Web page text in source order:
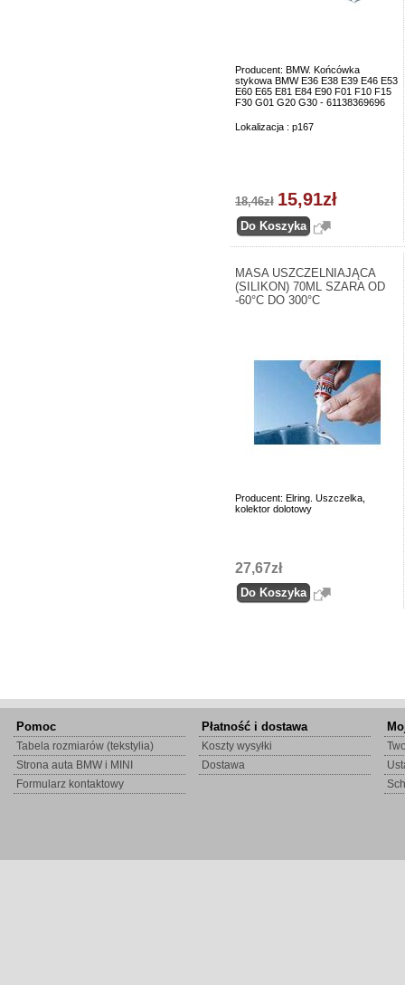
Producent: BMW. Końcówka
stykowa BMW E36 E38 E39 E46 E53
E60 E65 E81 E84 E90 F01 F10 F15
F30 G01 G20 G30 - 61138369696
Lokalizacja : p167
18,46zł 15,91zł
MASA USZCZELNIAJĄCA
(SILIKON) 70ML SZARA OD
-60°C DO 300°C
Producent: Elring. Uszczelka,
kolektor dolotowy
27,67zł
Pomoc
Tabela rozmiarów (tekstylia)
Strona auta BMW i MINI
Formularz kontaktowy
Płatność i dostawa
Koszty wysyłki
Dostawa